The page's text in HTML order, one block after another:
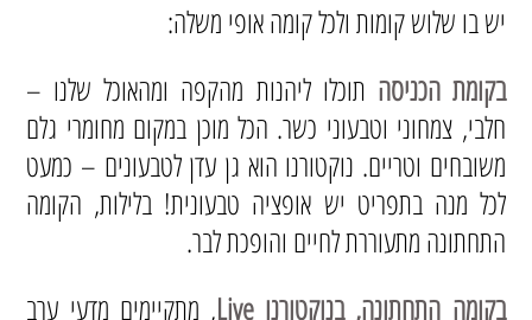
יש בו שלוש קומות ולכל קומה אופי משלה:
בקומת הכניסה תוכלו ליהנות מהקפה ומהאוכל שלנו –
חלבי, צמחוני וטבעוני כשר. הכל מוכן במקום מחומרי גלם
משובחים וטריים. נוקטורנו הוא גן עדן לטבעונים – כמעט
לכל מנה בתפריט יש אופציה טבעונית! בלילות, הקומה
התחתונה מתעוררת לחיים והופכת לבר.
בקומה התחתונה, בנוקטורנו Live
, מתקיימים מדעי ערב